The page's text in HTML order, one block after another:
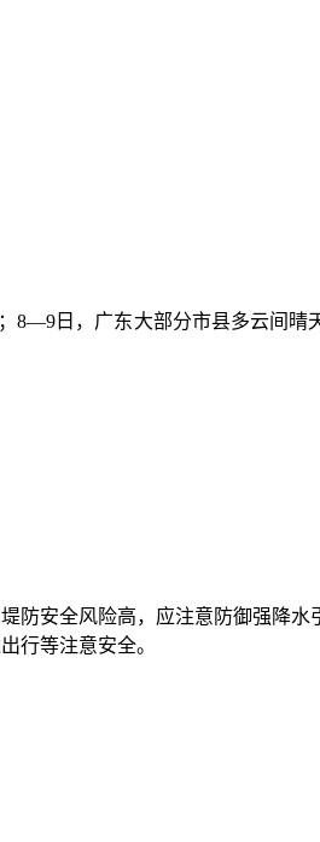
日，广东大部分市县多云间晴
安全风险高，应注意防御强降水
行等注意安全。